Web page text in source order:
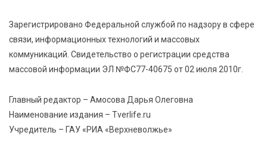
ленту по мотивам басни «Карась»
6 Авг 2026 13:38 428
спортивной столицей России
Зарегистрировано Федеральной службой по надзору в сфере
связи, информационных технологий и массовых
коммуникаций. Свидетельство о регистрации средства
массовой информации ЭЛ №ФС77-40675 от 02 июля 2010г.
Главный редактор – Амосова Дарья Олеговна
Наименование издания – Tverlife.ru
Учредитель – ГАУ «РИА «Верхневолжье»